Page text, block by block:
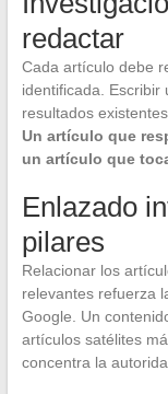
redactar
Cada artículo debe
identificada. Escribir
resultados
Un artículo que
un artículo que
Enlazado
pilares
Relacionar los
relevantes refuerza
Google. Un
artículos satélites
concentra la